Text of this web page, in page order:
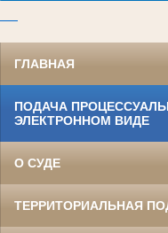
ГЛАВНАЯ
ПОДАЧА
ЭЛЕКТРОННОМ ВИДЕ
О СУДЕ
ТЕРРИТОРИАЛЬНАЯ